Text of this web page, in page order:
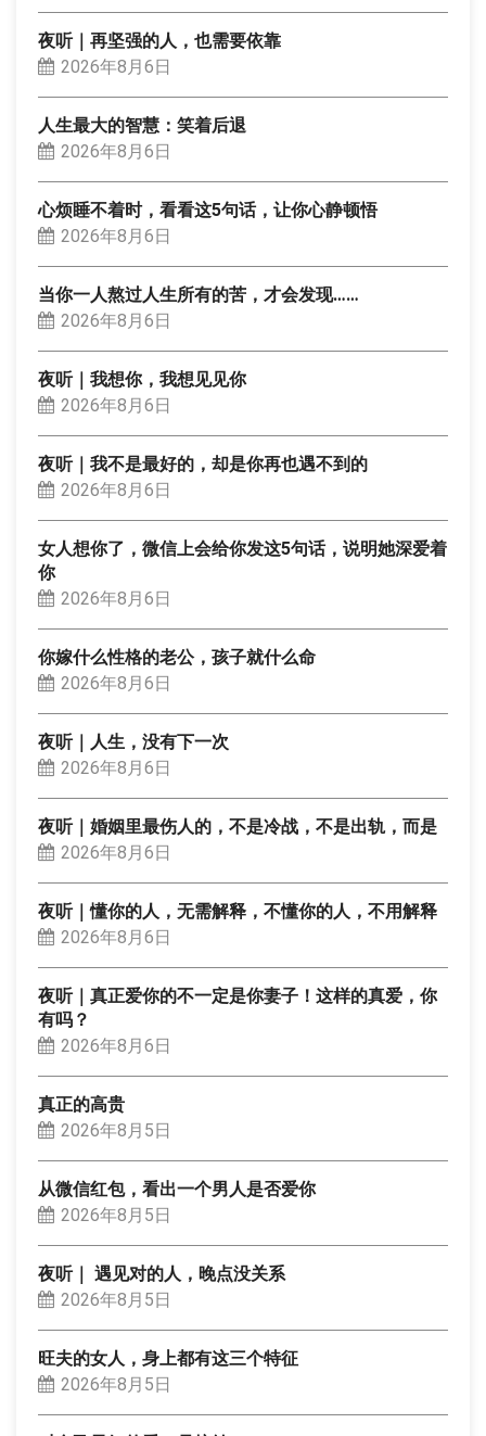
夜听｜再坚强的人，也需要依靠
2026年8月6日
人生最大的智慧：笑着后退
2026年8月6日
心烦睡不着时，看看这5句话，让你心静顿悟
2026年8月6日
当你一人熬过人生所有的苦，才会发现……
2026年8月6日
夜听｜我想你，我想见见你
2026年8月6日
夜听｜我不是最好的，却是你再也遇不到的
2026年8月6日
女人想你了，微信上会给你发这5句话，说明她深爱着
你
2026年8月6日
你嫁什么性格的老公，孩子就什么命
2026年8月6日
夜听｜人生，没有下一次
2026年8月6日
夜听｜婚姻里最伤人的，不是冷战，不是出轨，而是
2026年8月6日
夜听｜懂你的人，无需解释，不懂你的人，不用解释
2026年8月6日
夜听｜真正爱你的不一定是你妻子！这样的真爱，你
有吗？
2026年8月6日
真正的高贵
2026年8月5日
从微信红包，看出一个男人是否爱你
2026年8月5日
夜听｜ 遇见对的人，晚点没关系
2026年8月5日
旺夫的女人，身上都有这三个特征
2026年8月5日